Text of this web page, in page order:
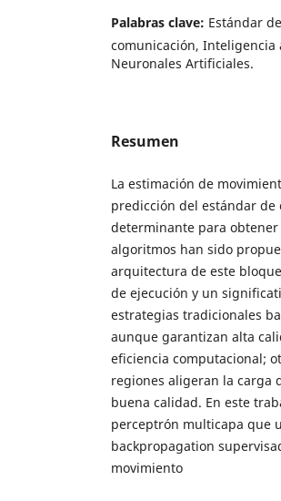
Palabras clave: Estándar
comunicación, Inteligencia
Neuronales Artificiales.
Resumen
La estimación de
predicción del estándar de
determinante para
algoritmos han sido
arquitectura de este
de ejecución y un
estrategias tradicionales
aunque garantizan alta
eficiencia computacional;
regiones aligeran la carga
buena calidad. En este
perceptrón multicapa que
backpropagation
movimiento